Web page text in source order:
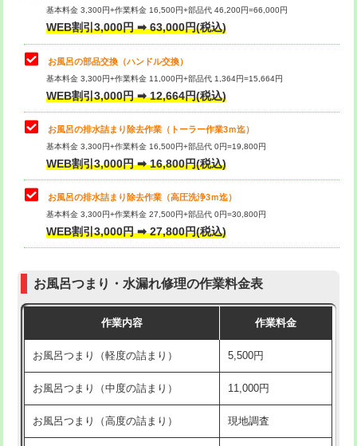
止水・漏水調査・防水処理・清掃・修
理・調整・分解・加工など（重作業）
33,000円
トイレタンク脱着
トイレ便器脱着
タンクレストイレ脱着 33,000円
小便器トイレ脱着
その他部品の脱着 8,800円～
交換・取付（タンク）
交換・取付（普通便座） 11,000円+材料費
交換・取付（温水洗浄便座） 16,500円+材料費
交換・取付(単水栓（壁付・デッキ
式）)
13,200円+材料費
交換・取付(混合水栓（壁付・デッキ
式・ワンホール）)
16,500円+材料費
基本料金 3,300円+作業料金 16,500円+部品代 46,200円=66,000円
WEB割引3,000円 ➡ 63,000円(税込)
お風呂の部品交換（ハンドル交換）
基本料金 3,300円+作業料金 11,000円+部品代 1,364円=15,664円
WEB割引3,000円 ➡ 12,664円(税込)
お風呂の排水詰まり除去作業（トーラー作業3ｍ迄）
基本料金 3,300円+作業料金 16,500円+部品代 0円=19,800円
WEB割引3,000円 ➡ 16,800円(税込)
お風呂の排水詰まり除去作業（高圧洗浄3ｍ迄）
基本料金 3,300円+作業料金 27,500円+部品代 0円=30,800円
WEB割引3,000円 ➡ 27,800円(税込)
お風呂つまり・水漏れ修理の作業料金表
作業内容 作業料金
お風呂つまり（軽度の詰まり） 5,500円
お風呂つまり（中度の詰まり） 11,000円
お風呂つまり（高度の詰まり） 現地調査